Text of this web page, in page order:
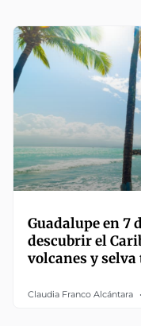
Guadalupe en 7
descubrir el
volcanes y
Claudia Franco Alcántara